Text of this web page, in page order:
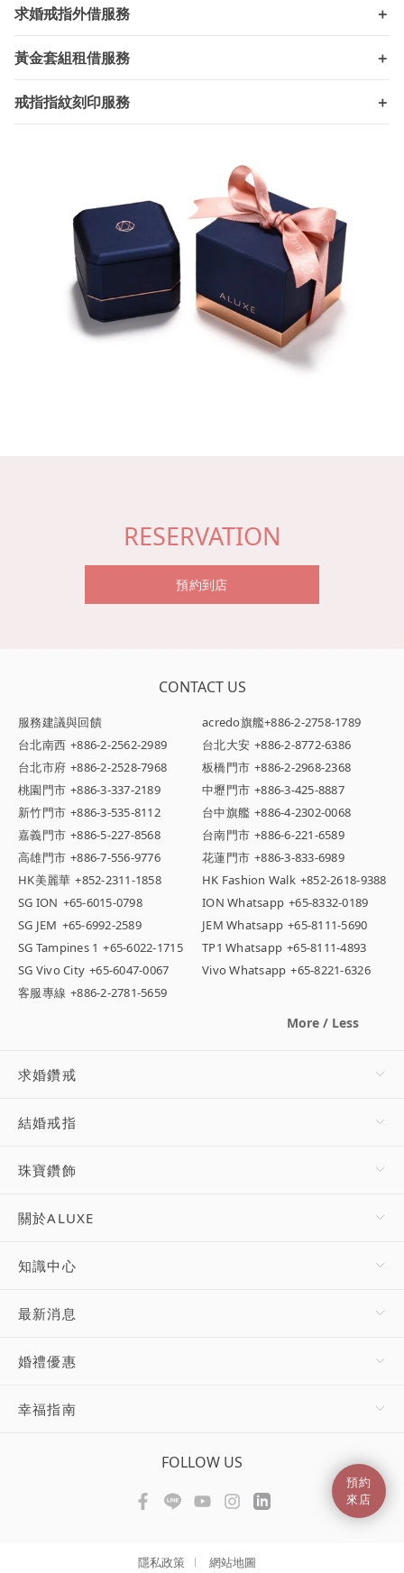
預約
來店
求婚戒指外借服務 ＋
黃金套組租借服務 ＋
戒指指紋刻印服務 ＋
RESERVATION
預約到店
CONTACT US
服務建議與回饋 acredo旗艦+886-2-2758-1789
台北南西 +886-2-2562-2989 台北大安 +886-2-8772-6386
台北市府 +886-2-2528-7968 板橋門市 +886-2-2968-2368
桃園門市 +886-3-337-2189 中壢門市 +886-3-425-8887
新竹門市 +886-3-535-8112 台中旗艦 +886-4-2302-0068
嘉義門市 +886-5-227-8568 台南門市 +886-6-221-6589
高雄門市 +886-7-556-9776 花蓮門市 +886-3-833-6989
HK美麗華 +852-2311-1858 HK Fashion Walk +852-2618-9388
SG ION +65-6015-0798 ION Whatsapp +65-8332-0189
SG JEM +65-6992-2589 JEM Whatsapp +65-8111-5690
SG Tampines 1 +65-6022-1715 TP1 Whatsapp +65-8111-4893
SG Vivo City +65-6047-0067 Vivo Whatsapp +65-8221-6326
客服專線 +886-2-2781-5659
More / Less
求婚鑽戒
結婚戒指
珠寶鑽飾
關於ALUXE
知識中心
最新消息
婚禮優惠
幸福指南
FOLLOW US
隱私政策 網站地圖